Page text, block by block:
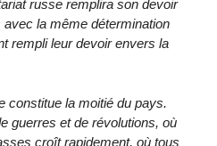
russe remplira son devoir
la même détermination
rempli leur devoir envers la
constitue la moitié du pays.
guerres et de révolutions, où
croît rapidement, où tous